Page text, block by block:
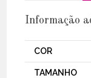
Informação
COR
TAMANHO